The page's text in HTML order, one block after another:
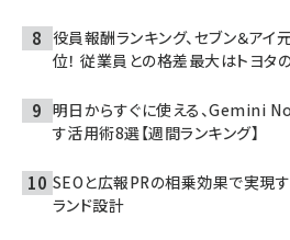
役員報酬ランキング、セブン＆ア
位！ 従業員との格差最大はトヨタ
明日からすぐに使える、Gemini
す活用術8選【週間ランキング】
SEOと広報PRの相乗効果で実現
ランド設計